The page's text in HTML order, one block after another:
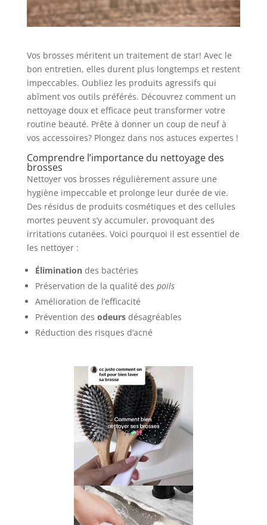
Vos brosses méritent un traitement de star! Avec le
bon entretien, elles durent plus longtemps et restent
impeccables. Oubliez les produits agressifs qui
abîment vos outils préférés. Découvrez comment un
nettoyage doux et efficace peut transformer votre
routine beauté. Prête à donner un coup de neuf à
vos accessoires? Plongez dans nos astuces expertes !
Comprendre l’importance du nettoyage des
brosses
Nettoyer vos brosses régulièrement assure une
hygiène impeccable et prolonge leur durée de vie.
Des résidus de produits cosmétiques et des cellules
mortes peuvent s’y accumuler, provoquant des
irritations cutanées. Voici pourquoi il est essentiel de
les nettoyer :
Éliminationdes bactéries
Préservation de la qualité des poils
Amélioration de l’efficacité
Prévention des odeursdésagréables
Réduction des risques d’acné